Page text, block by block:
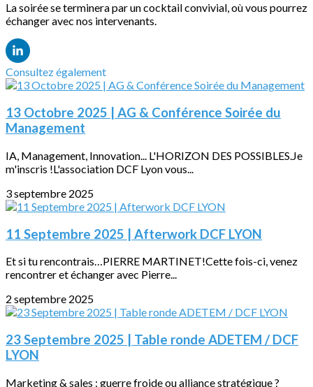
La soirée se terminera par un cocktail convivial, où vous pourrez
échanger avec nos intervenants.
Consultez également
13 Octobre 2025 | AG & Conférence Soirée du
Management
IA, Management, Innovation... L'HORIZON DES POSSIBLES.Je
m'inscris !L'association DCF Lyon vous...
3 septembre 2025
11 Septembre 2025 | Afterwork DCF LYON
Et si tu rencontrais…PIERRE MARTINET!Cette fois-ci, venez
rencontrer et échanger avec Pierre...
2 septembre 2025
23 Septembre 2025 | Table ronde ADETEM / DCF
LYON
Marketing & sales : guerre froide ou alliance stratégique ?